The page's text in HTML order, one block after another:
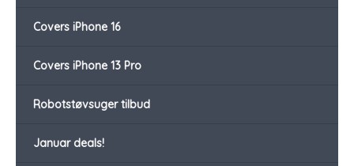
Covers iPhone 16
Covers iPhone 13 Pro
Robotstøvsuger tilbud
Januar deals!